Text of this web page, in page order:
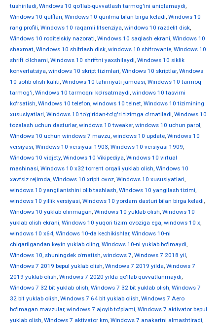
tushiriladi, Windows 10 qo'llab-quvvatlash tarmog'ini aniqlamaydi,
Windows 10 qulflari, Windows 10 qurilma bilan birga keladi, Windows 10
rang profili, Windows 10 raqamli litsenziya, windows 10 razdelit disk,
Windows 10 roditelskiy nazorati, Windows 10 saqlash ekrani, Windows 10
shaxmat, Windows 10 shifrlash disk, windows 10 shifrovanie, Windows 10
shrift o'lchami, Windows 10 shriftni yaxshilaydi, Windows 10 siklik
konvertatsiya, windows 10 skript tizimlari, Windows 10 skriptlar, Windows
10 sotib olish kaliti, Windows 10 tahririyati jamoasi, Windows 10 tarmoq
tarmog'i, Windows 10 tarmoqni ko'rsatmaydi, windows 10 tasvirni
ko'rsatish, Windows 10 telefon, windows 10 telnet, Windows 10 tizimining
xususiyatlari, Windows 10 to'g'ridan-to'g'ri tizimga o'rnatiladi, Windows 10
tozalash uchun dasturlar, windows 10 tweaker, windows 10 uchun parol,
Windows 10 uchun windows 7 mavzu, windows 10 update, Windows 10
versiyasi, Windows 10 versiyasi 1903, Windows 10 versiyasi 1909,
Windows 10 vidjety, Windows 10 Vikipediya, Windows 10 virtual
mashinasi, Windows 10 x32 torrent orqali yuklab olish, Windows 10
xavfsiz rejimda, Windows 10 xripit ovoz, Windows 10 xususiyatlari,
windows 10 yangilanishini olib tashlash, Windows 10 yangilash tizimi,
windows 10 yillik versiyasi, Windows 10 yordam dasturi bilan birga keladi,
Windows 10 yuklab olinmagan, Windows 10 yuklab olish, Windows 10
yuklab olish ekrani, Windows 10 yuqori tizim ovoziga ega, windows 10 х,
windows 10 х64, Windows 10-da kechikishlar, Windows 10-ni
chiqarilgandan keyin yuklab oling, Windows 10-ni yuklab bo'lmaydi,
Windows 10, shuningdek o'rnatish, windows 7, Windows 7 2018 yil,
Windows 7 2019 bepul yuklab olish, Windows 7 2019 yilda, Windows 7
2019 yuklab olish, Windows 7 2020 yilda qo'llab-quvvatlanmaydi,
Windows 7 32 bit yuklab olish, Windows 7 32 bit yuklab olish, Windows 7
32 bit yuklab olish, Windows 7 64 bit yuklab olish, Windows 7 Aero
bo'lmagan mavzular, windows 7 ajoyib to'plami, Windows 7 aktivator bepul
yuklab olish, Windows 7 aktivator km, Windows 7 anakartni almashtiradi,